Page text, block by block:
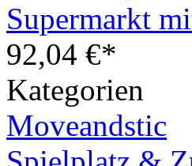
Supermarkt
92,04 €*
Kategorien
Moveandstic